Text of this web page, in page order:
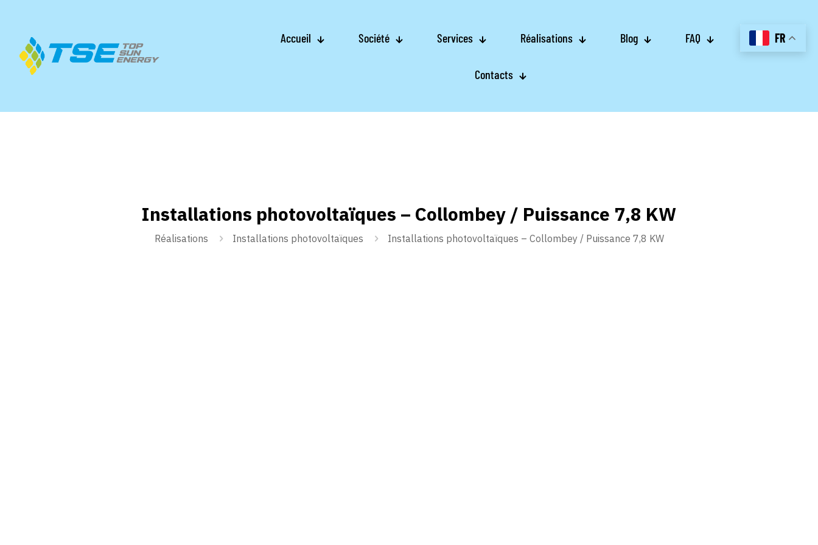
Accueil Société Services Réalisations Blog FAQ
Contacts
Installations photovoltaïques – Collombey / Puissance 7,8 KW
Réalisations Installations photovoltaïques Installations photovoltaïques – Collombey / Puissance 7,8 KW
FR